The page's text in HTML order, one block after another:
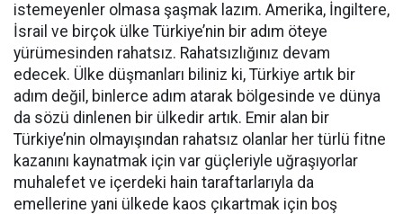
istemeyenler olmasa şaşmak lazım. Amerika, İngiltere,
İsrail ve birçok ülke Türkiye’nin bir adım öteye
yürümesinden rahatsız. Rahatsızlığınız devam
edecek. Ülke düşmanları biliniz ki, Türkiye artık bir
adım değil, binlerce adım atarak bölgesinde ve dünya
da sözü dinlenen bir ülkedir artık. Emir alan bir
Türkiye’nin olmayışından rahatsız olanlar her türlü fitne
kazanını kaynatmak için var güçleriyle uğraşıyorlar
muhalefet ve içerdeki hain taraftarlarıyla da
emellerine yani ülkede kaos çıkartmak için boş